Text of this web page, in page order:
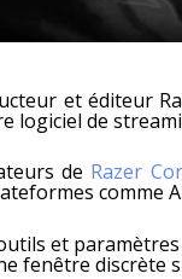
et éditeur
logiciel de
de Razer
comme
et
fenêtre discrète